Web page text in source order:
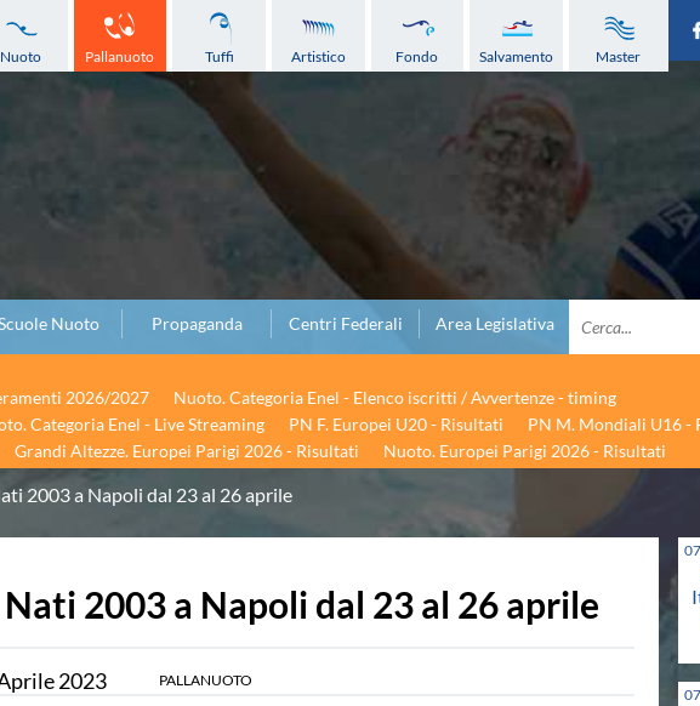
Nuoto Pallanuoto Tuffi Artistico Fondo Salvamento Master
Nuoto Propaganda Centri Federali Area Legislativa
2026/2027
Nuoto. Categoria Enel - Elenco iscritti / Avvertenze - timing
Categoria Enel - Live Streaming PN F. Europei U20 - Risultati
PN M. Mondiali U16 -
Grandi Altezze. Europei Parigi 2026 - Risultati Nuoto. Europei Parigi 2026 - Risultati
2003 a Napoli dal 23 al 26 aprile
Nati 2003 a Napoli dal 23 al 26 aprile
2023 PALLANUOTO